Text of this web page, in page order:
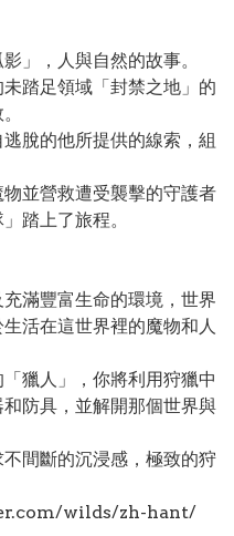
」，人與自然的故事。
踏足領域「封禁之地」的
脫的他所提供的線索，組
並營救遭受襲擊的守護者
踏上了旅程。
滿豐富生命的環境，世界
活在這世界裡的魔物和人
獵人」，你將利用狩獵中
防具，並解開那個世界與
間斷的沉浸感，極致的狩
wilds/zh-hant/